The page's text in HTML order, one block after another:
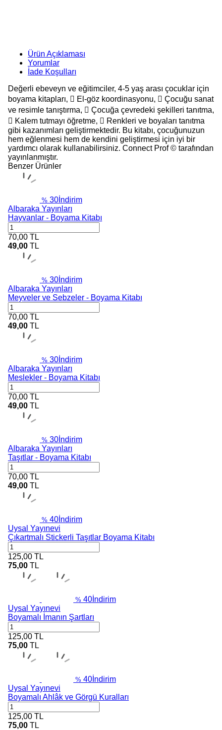
Ürün Açıklaması
Yorumlar
İade Koşulları
Değerli ebeveyn ve eğitimciler, 4-5 yaş arası çocuklar için
boyama kitapları,  El-göz koordinasyonu,  Çocuğu sanat
ve resimle tanıştırma,  Çocuğa çevredeki şekilleri tanıtma,
 Kalem tutmayı öğretme,  Renkleri ve boyaları tanıtma
gibi kazanımları geliştirmektedir. Bu kitabı, çocuğunuzun
hem eğlenmesi hem de kendini geliştirmesi için iyi bir
yardımcı olarak kullanabilirsiniz. Connect Prof © tarafından
yayınlanmıştır.
Benzer Ürünler
% 30 İndirim
Albaraka Yayınları
Hayvanlar - Boyama Kitabı
70,00 TL
49,00 TL
% 30 İndirim
Albaraka Yayınları
Meyveler ve Sebzeler - Boyama Kitabı
70,00 TL
49,00 TL
% 30 İndirim
Albaraka Yayınları
Meslekler - Boyama Kitabı
70,00 TL
49,00 TL
% 30 İndirim
Albaraka Yayınları
Taşıtlar - Boyama Kitabı
70,00 TL
49,00 TL
% 40 İndirim
Uysal Yayınevi
Çıkartmalı Stickerli Taşıtlar Boyama Kitabı
125,00 TL
75,00 TL
% 40 İndirim
Uysal Yayınevi
Boyamalı İmanın Şartları
125,00 TL
75,00 TL
% 40 İndirim
Uysal Yayınevi
Boyamalı Ahlâk ve Görgü Kuralları
125,00 TL
75,00 TL